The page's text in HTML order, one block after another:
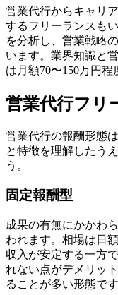
営業代行からキャリ
するフリーランスも
を分析し、営業戦略
います。業界知識と
は月額70〜150万円程
営業代行フリ
営業代行の報酬形態
と特徴を理解したう
う。
固定報酬型
成果の有無にかかわ
われます。相場は日
収入が安定する一方
れない点がデメリッ
ることが多い形態です